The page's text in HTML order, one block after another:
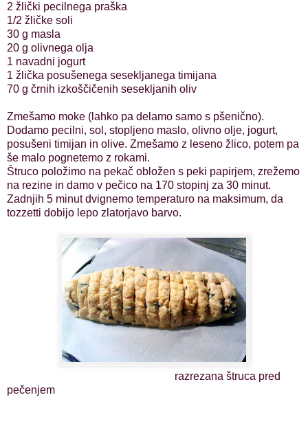
2 žlički pecilnega praška
1/2 žličke soli
30 g masla
20 g olivnega olja
1 navadni jogurt
1 žlička posušenega sesekljanega timijana
70 g črnih izkoščičenih sesekljanih oliv
Zmešamo moke (lahko pa delamo samo s pšenično).
Dodamo pecilni, sol, stopljeno maslo, olivno olje, jogurt,
posušeni timijan in olive. Zmešamo z leseno žlico, potem pa
še malo pognetemo z rokami.
Štruco položimo na pekač obložen s peki papirjem, zrežemo
na rezine in damo v pečico na 170 stopinj za 30 minut.
Zadnjih 5 minut dvignemo temperaturo na maksimum, da
tozzetti dobijo lepo zlatorjavo barvo.
razrezana štruca pred
pečenjem